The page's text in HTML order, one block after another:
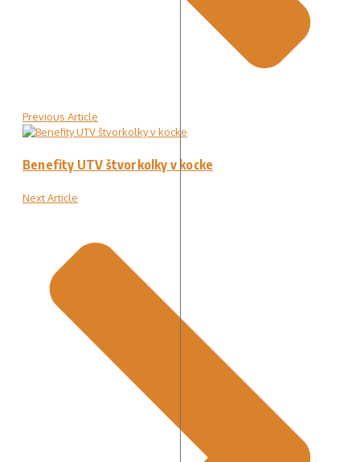
Previous Article
Benefity UTV štvorkolky v kocke
Next Article